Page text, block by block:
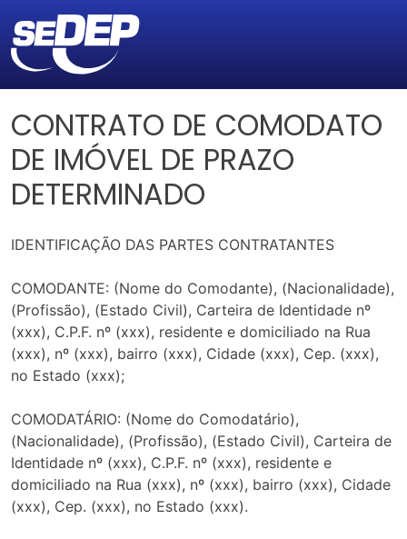
CONTRATO DE COMODATO
DE IMÓVEL DE PRAZO
DETERMINADO
IDENTIFICAÇÃO DAS PARTES CONTRATANTES
COMODANTE: (Nome do Comodante), (Nacionalidade),
(Profissão), (Estado Civil), Carteira de Identidade nº
(xxx), C.P.F. nº (xxx), residente e domiciliado na Rua
(xxx), nº (xxx), bairro (xxx), Cidade (xxx), Cep. (xxx),
no Estado (xxx);
COMODATÁRIO: (Nome do Comodatário),
(Nacionalidade), (Profissão), (Estado Civil), Carteira de
Identidade nº (xxx), C.P.F. nº (xxx), residente e
domiciliado na Rua (xxx), nº (xxx), bairro (xxx), Cidade
(xxx), Cep. (xxx), no Estado (xxx).